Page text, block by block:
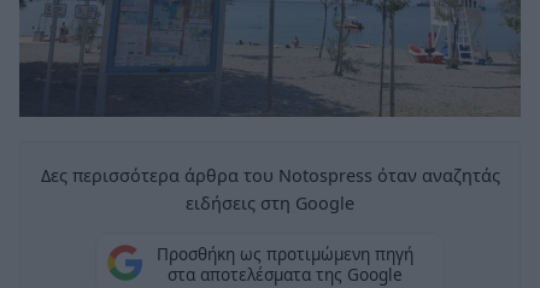
Δες περισσότερα άρθρα του Notospress όταν αναζητάς
ειδήσεις στη Google
Προσθήκη ως προτιμώμενη πηγή
στα αποτελέσματα της Google